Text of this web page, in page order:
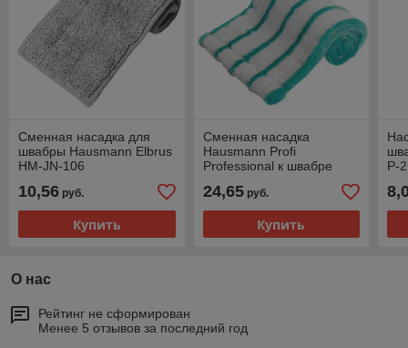
Сменная насадка для
швабры Hausmann Elbrus
HM-JN-106
10,56 руб.
Купить
Сменная насадка
Hausmann Profi
Professional к швабре
24,65руб.
Купить
Р-
О нас
Рейтинг не сформирован
Менее 5 отзывов за последний год